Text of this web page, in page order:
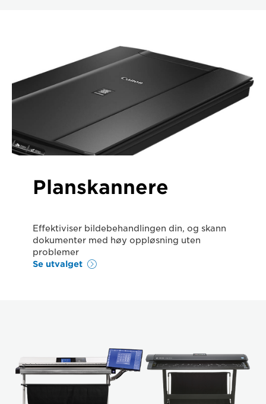
Planskannere
Effektiviser bildebehandlingen din, og skann
dokumenter med høy oppløsning uten
problemer
Se utvalget